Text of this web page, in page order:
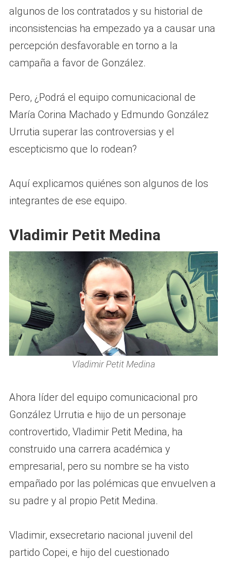
algunos de los contratados y su historial de
inconsistencias ha empezado ya a causar una
percepción desfavorable en torno a la
campaña a favor de González.
Pero, ¿Podrá el equipo comunicacional de
María Corina Machado y Edmundo González
Urrutia superar las controversias y el
escepticismo que lo rodean?
Aquí explicamos quiénes son algunos de los
integrantes de ese equipo.
Vladimir Petit Medina
Vladimir Petit Medina
Ahora líder del equipo comunicacional pro
González Urrutia e hijo de un personaje
controvertido, Vladimir Petit Medina, ha
construido una carrera académica y
empresarial, pero su nombre se ha visto
empañado por las polémicas que envuelven a
su padre y al propio Petit Medina.
Vladimir, exsecretario nacional juvenil del
partido Copei, e hijo del cuestionado